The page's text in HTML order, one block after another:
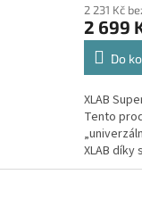
2 231 Kč
2 699
Do
XLAB
Tento
XLAB
odolnosti